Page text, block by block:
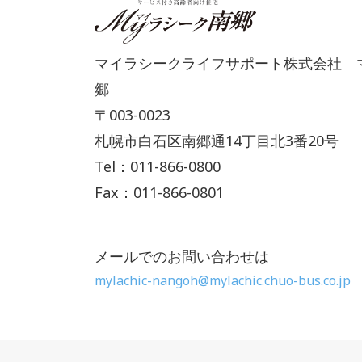
マイラシークライフサポート株式会社
郷
〒003-0023
札幌市白石区南郷通14丁目北3番20号
Tel：011-866-0800
Fax：011-866-0801
メールでのお問い合わせは
mylachic-nangoh@mylachic.chuo-bus.co.jp